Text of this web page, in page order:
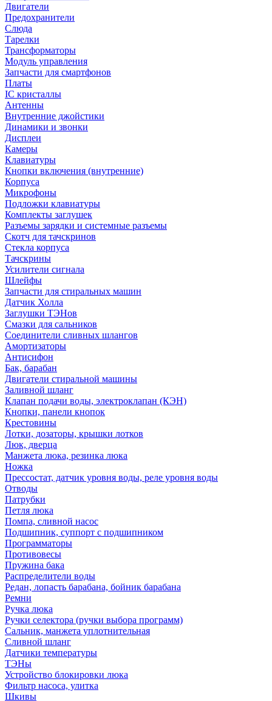
Двигатели
Предохранители
Слюда
Тарелки
Трансформаторы
Модуль управления
Запчасти для смартфонов
Платы
IC кристаллы
Антенны
Внутренние джойстики
Динамики и звонки
Дисплеи
Камеры
Клавиатуры
Кнопки включения (внутренние)
Корпуса
Микрофоны
Подложки клавиатуры
Комплекты заглушек
Разъемы зарядки и системные разъемы
Скотч для тачскринов
Стекла корпуса
Тачскрины
Усилители сигнала
Шлейфы
Запчасти для стиральных машин
Датчик Холла
Заглушки ТЭНов
Смазки для сальников
Соединители сливных шлангов
Амортизаторы
Антисифон
Бак, барабан
Двигатели стиральной машины
Заливной шланг
Клапан подачи воды, электроклапан (КЭН)
Кнопки, панели кнопок
Крестовины
Лотки, дозаторы, крышки лотков
Люк, дверца
Манжета люка, резинка люка
Ножка
Прессостат, датчик уровня воды, реле уровня воды
Отводы
Патрубки
Петля люка
Помпа, сливной насос
Подшипник, суппорт с подшипником
Программаторы
Противовесы
Пружина бака
Распределители воды
Редан, лопасть барабана, бойник барабана
Ремни
Ручка люка
Ручки селектора (ручки выбора программ)
Сальник, манжета уплотнительная
Сливной шланг
Датчики температуры
ТЭНы
Устройство блокировки люка
Фильтр насоса, улитка
Шкивы